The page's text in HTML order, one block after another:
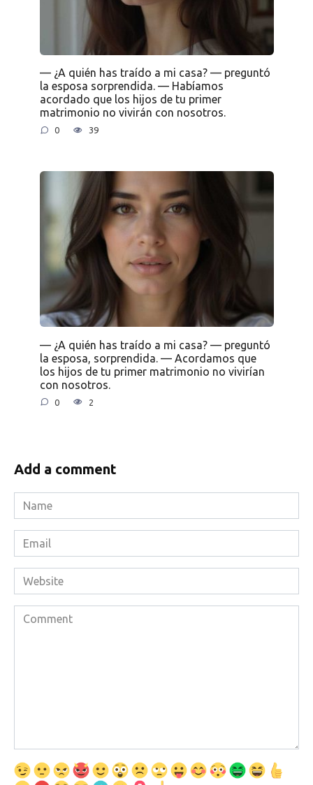
— ¿A quién has traído a mi casa? — preguntó
la esposa sorprendida. — Habíamos
acordado que los hijos de tu primer
matrimonio no vivirán con nosotros.
0 39
— ¿A quién has traído a mi casa? — preguntó
la esposa, sorprendida. — Acordamos que
los hijos de tu primer matrimonio no vivirían
con nosotros.
0 2
Add a comment
Name
*
Email
*
Website
Comment